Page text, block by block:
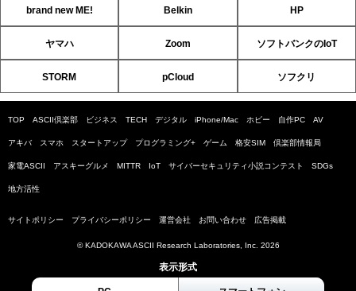
brand new ME! Belkin HP
ヤマハ Zoom ソフトバンクのIoT
STORM pCloud ソフクリ
TOP ASCII倶楽部 ビジネス TECH デジタル iPhone/Mac ホビー 自作PC AV
アキバ スマホ スタートアップ プログラミング+ ゲーム 格安SIM 倶楽部情報局
家電ASCII アスキーグルメ MITTR IoT サイバーセキュリティ小説コンテスト SDGs
地方活性
サイトポリシー プライバシーポリシー 運営会社 お問い合わせ 広告掲載
© KADOKAWA ASCII Research Laboratories, Inc. 2026
表示形式